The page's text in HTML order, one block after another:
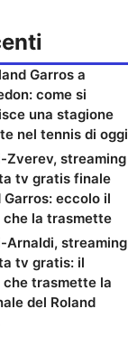
Garros a
come si
una stagione
nel tennis di oggi
Zverev, streaming
tv gratis finale
Garros: eccolo il
che la trasmette
Arnaldi, streaming
tv gratis: il
che trasmette la
del Roland